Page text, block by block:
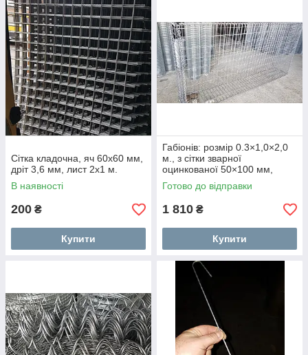
Сітка кладочна, яч 60x60 мм,
дріт 3,6 мм, лист 2х1 м.
В наявності
200 ₴
Купити
Габіонів: розмір 0.3×1,0×2,0
м., з сітки зварної
оцинкованої 50×100 мм,
діаметр 3.8 мм.
Готово до відправки
1 810 ₴
Купити